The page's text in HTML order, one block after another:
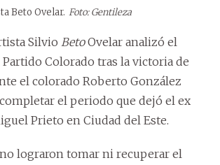
Beto Ovelar. Foto: Gentileza
Silvio BetoOvelar analizó el
Colorado tras la victoria de
el colorado Roberto González
el periodo que dejó el ex
Prieto en Ciudad del Este.
lograron tomar ni recuperar el